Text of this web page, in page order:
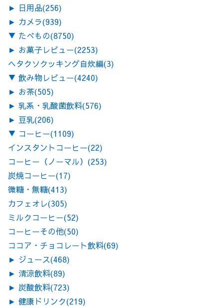
► 日用品(256)
► カメラ(939)
▼ たべもの(8750)
► お菓子レビュー(2253)
ヘタクソクッキング自炊編(3)
▼ 飲み物レビュー(4240)
► お茶(505)
► 乳系・乳酸菌飲料(576)
► 豆乳(206)
▼ コーヒー(1109)
インスタントコーヒー(22)
コーヒー（ノーマル） (253)
炭焼コーヒー(17)
微糖・無糖(413)
カフェオレ(305)
ミルクコーヒー(52)
コーヒーその他(50)
ココア・チョコレート飲料(69)
► ジュース(468)
► 清涼飲料(89)
► 炭酸飲料(723)
► 健康ドリンク(219)